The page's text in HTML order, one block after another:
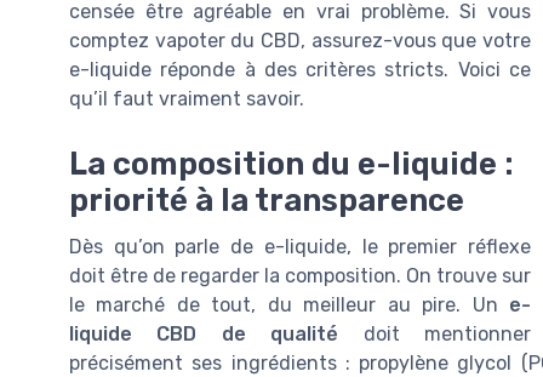
censée être agréable en vrai problème. Si vous
comptez vapoter du CBD, assurez-vous que votre
e-liquide réponde à des critères stricts. Voici ce
qu’il faut vraiment savoir.
La composition du e-liquide :
priorité à la transparence
Dès qu’on parle de e-liquide, le premier réflexe
doit être de regarder la composition. On trouve sur
le marché de tout, du meilleur au pire. Un e-
liquide CBD de qualité doit mentionner
précisément ses ingrédients : propylène glycol